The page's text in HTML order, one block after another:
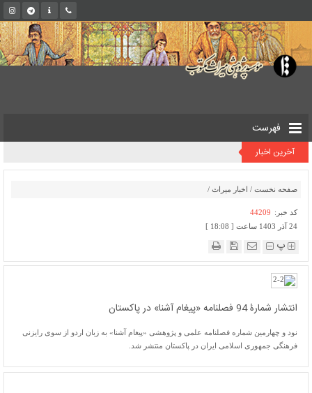
فهرست
آخرین اخبار
صفحه نخست / اخبار میراث /
کد خبر: 44209
24 آذر 1403 ساعت [ 18:08 ]
پ
انتشار شمارۀ 94 فصلنامه «پیغام آشنا» در پاکستان
نود و چهارمین شماره فصلنامه علمی و پژوهشی «پیغام آشنا» به زبان اردو از سوی رایزنی
فرهنگی جمهوری اسلامی ایران در پاکستان منتشر شد.